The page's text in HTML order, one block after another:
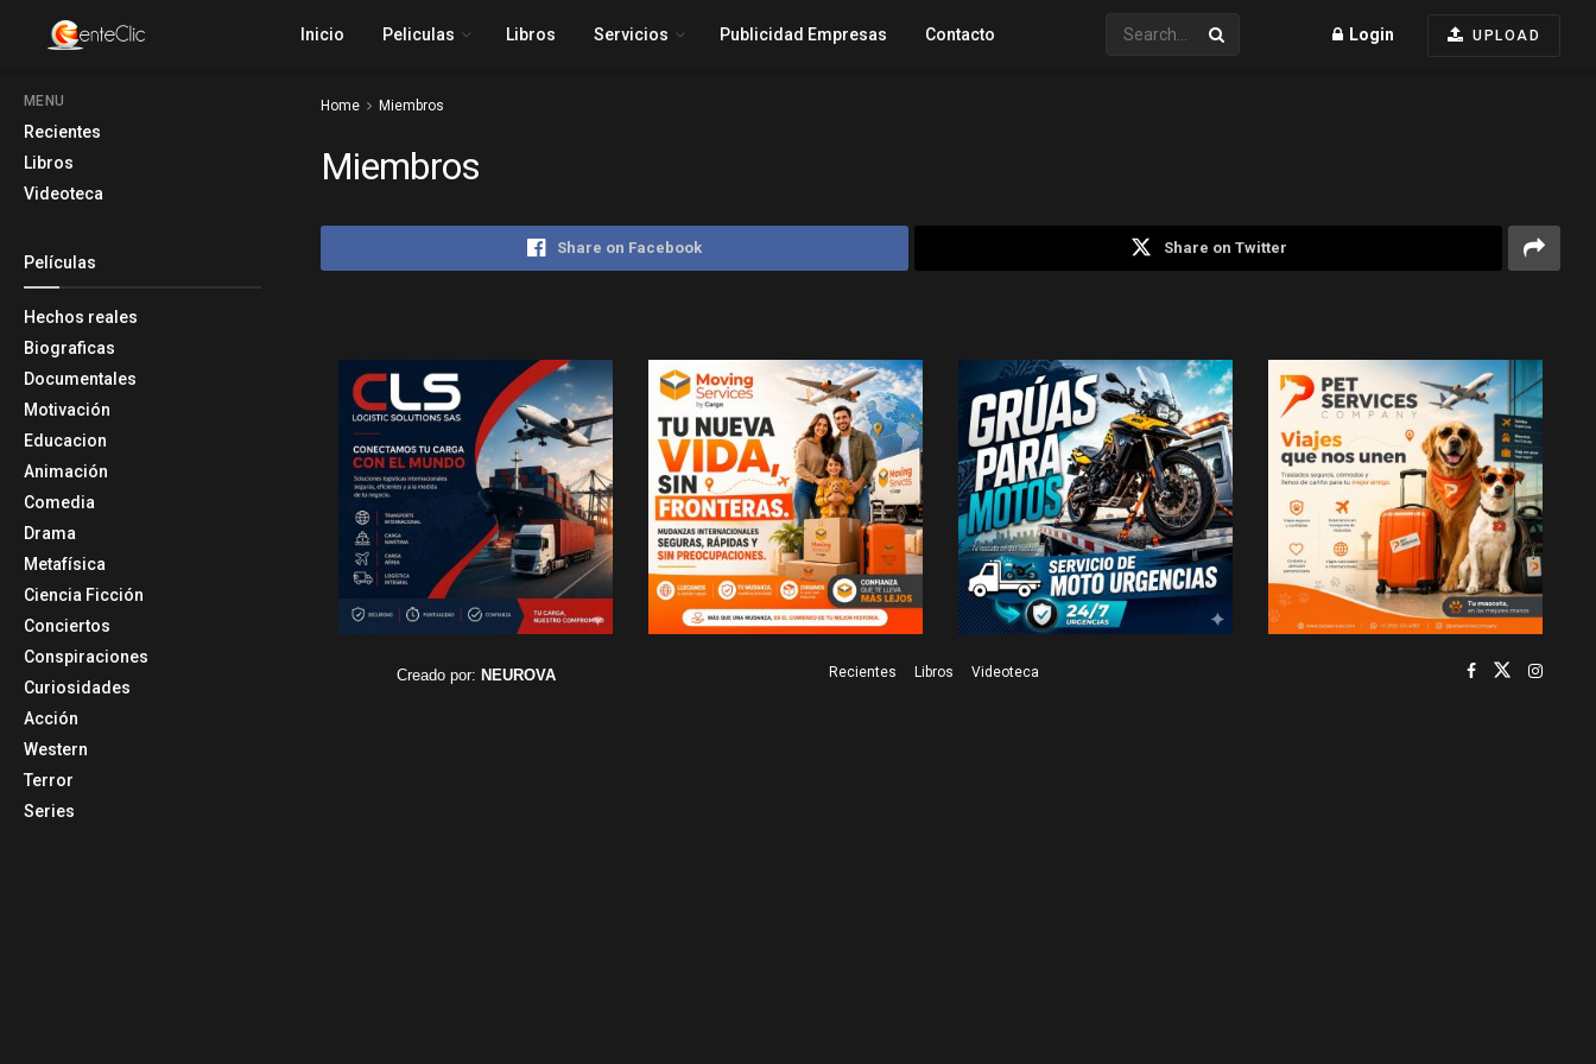
MENU
Recientes
Libros
Videoteca
Películas
Hechos reales
Biograficas
Documentales
Motivación
Educacion
Animación
Comedia
Drama
Metafísica
Ciencia Ficción
Conciertos
Conspiraciones
Curiosidades
Acción
Western
Terror
Series
Inicio Peliculas Libros Servicios Publicidad Empresas Contacto Login UPLOAD
Home Miembros
Miembros
Share on Facebook Share on Twitter
Creado por: NEUROVA Recientes Libros Videoteca